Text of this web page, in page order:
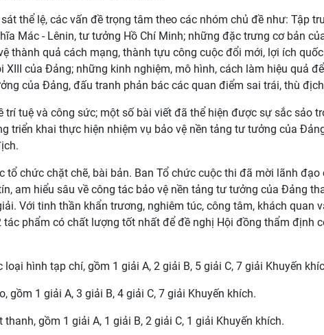
thể lệ, các vấn đề trọng tâm theo các nhóm chủ đề như: Tập
Mác - Lênin, tư tưởng Hồ Chí Minh; những đặc trưng cơ bản
thành quả cách mạng, thành tựu công cuộc đổi mới, lợi ích
của Đảng; những kinh nghiệm, mô hình, cách làm hiệu quả
của Đảng, đấu tranh phản bác các quan điểm sai trái, thù
tuệ và công sức; một số bài viết đã thể hiện được sự sắc sảo
triển khai thực hiện nhiệm vụ bảo vệ nền tảng tư tưởng của
chức chặt chẽ, bài bản. Ban Tổ chức cuộc thi đã mời lãnh đạo
am hiểu sâu về công tác bảo vệ nền tảng tư tưởng của Đảng
Với tinh thần khẩn trương, nghiêm túc, công tâm, khách quan
phẩm có chất lượng tốt nhất để đề nghị Hội đồng thẩm định
hình tạp chí, gồm 1 giải A, 2 giải B, 5 giải C, 7 giải Khuyến
gồm 1 giải A, 3 giải B, 4 giải C, 7 giải Khuyến khích.
gồm 1 giải A, 1 giải B, 2 giải C, 1 giải Khuyến khích.